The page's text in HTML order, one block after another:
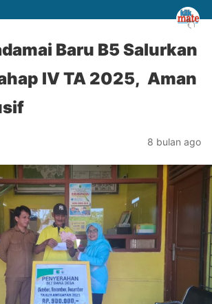
Baru B5 Salurkan
IV TA 2025, Aman
8 bulan ago